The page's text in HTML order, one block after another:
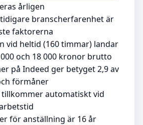
årligen
branscherfarenhet är
faktorerna
vid heltid (160 timmar) landar
och 18 000 kronor brutto
på Indeed ger betyget 2,9 av
förmåner
tillkommer automatiskt vid
för anställning är 16 år